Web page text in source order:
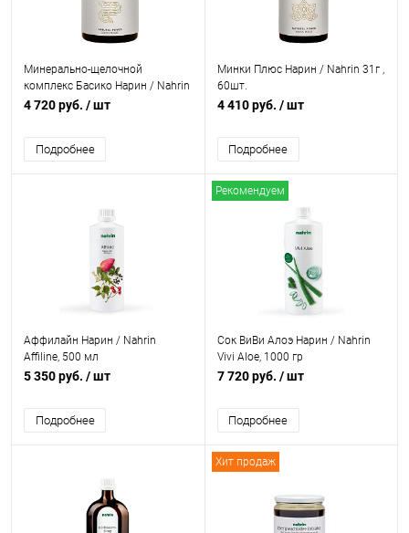
Минерально-щелочной
комплекс Басико Нарин / Nahrin
Basico Tabs, 150 гр, 300шт.
4 720 руб. / шт
Подробнее
Минки Плюс Нарин / Nahrin 31г ,
60шт.
4 410 руб. / шт
Подробнее
Аффилайн Нарин / Nahrin
Affiline, 500 мл
5 350 руб. / шт
Подробнее
Рекомендуем
Сок ВиВи Алоэ Нарин / Nahrin
Vivi Aloe, 1000 гр
7 720 руб. / шт
Подробнее
Хит продаж